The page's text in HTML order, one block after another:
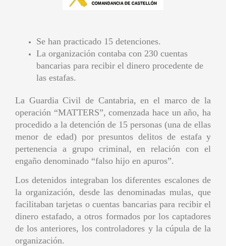
Se han practicado 15 detenciones.
La organización contaba con 230 cuentas
bancarias para recibir el dinero procedente de
las estafas.
La Guardia Civil de Cantabria, en el marco de la
operación “MATTERS”, comenzada hace un año, ha
procedido a la detención de 15 personas (una de ellas
menor de edad) por presuntos delitos de estafa y
pertenencia a grupo criminal, en relación con el
engaño denominado “falso hijo en apuros”.
Los detenidos integraban los diferentes escalones de
la organización, desde las denominadas mulas, que
facilitaban tarjetas o cuentas bancarias para recibir el
dinero estafado, a otros formados por los captadores
de los anteriores, los controladores y la cúpula de la
organización.